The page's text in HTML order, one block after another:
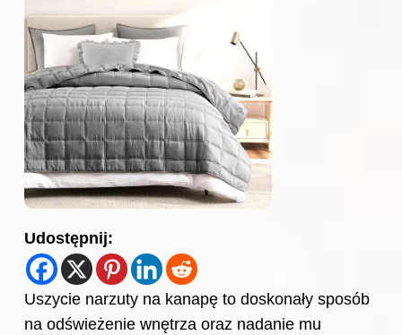
Udostępnij:
Uszycie narzuty na kanapę to doskonały sposób
na odświeżenie wnętrza oraz nadanie mu